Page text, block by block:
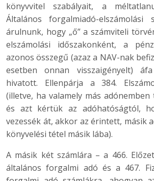
könyvvitel szabályait, a
Általános forgalmiadó-
árulnunk, hogy „ő” a számviteli
elszámolási időszakonként, a
azonos összegű (azaz a NAV-nak
esetben onnan visszaigényelt)
hivatott. Ellenpárja a 384.
(illetve, ha valamely más
és azt kértük az adóhatóságtól,
vezessék át, akkor az érintett, másik
könyvelési tétel másik lába).
A másik két számlára – a 466.
általános forgalmi adó és a 467.